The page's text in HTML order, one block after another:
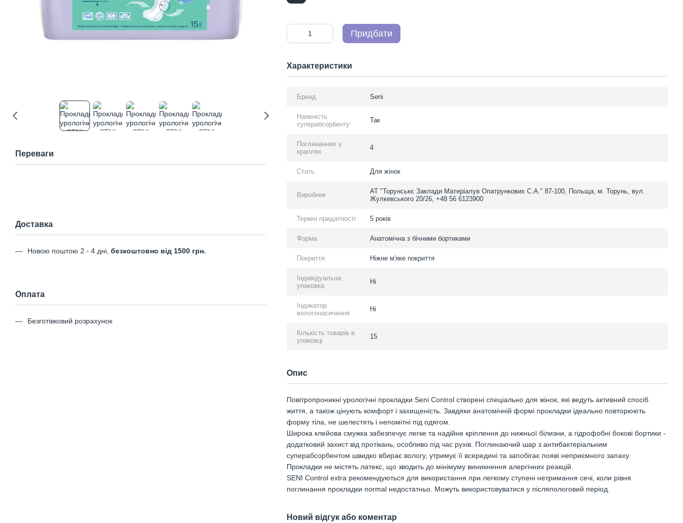
Переваги
Доставка
Новою поштою 2 - 4 дні, безкоштовно від 1500 грн.
Оплата
Безготівковий розрахунок
Придбати
Характеристики
Бренд Seni
Наявність
суперабсорбенту
Так
Поглинаннях у
краплях
4
Стать Для жінок
Виробник
АТ "Торунськє Заклади Матеріалув Опатрункових С.А." 87-100, Польща, м. Торунь, вул.
Жулкевського 20/26, +48 56 6123900
Термін придатності 5 років
Форма Анатомічна з бічними бортиками
Покриття Ніжне м'яке покриття
Індивідуальна
упаковка
Ні
Індикатор
вологонасичення
Ні
Кількість товарів в
упаковці
15
Опис
Повітропроникні урологічні прокладки Seni Control створені спеціально для жінок, які ведуть активний спосіб
життя, а також цінують комфорт і захищеність. Завдяки анатомічній формі прокладки ідеально повторюють
форму тіла, не шелестять і непомітні під одягом.
Широка клейова смужка забезпечує легке та надійне кріплення до нижньої білизни, а гідрофобні бокові бортики -
додатковий захист від протікань, особливо під час рухів. Поглинаючий шар з антибактеріальним
суперабсорбентом швидко вбирає вологу, утримує її всередині та запобігає появі неприємного запаху.
Прокладки не містять латекс, що зводить до мінімуму виникнення алергічних реакцій.
SENI Control extra рекомендуються для використання при легкому ступені нетримання сечі, коли рівня
поглинання прокладки normal недостатньо. Можуть використовуватися у післяпологовий період.
Новий відгук або коментар